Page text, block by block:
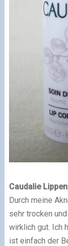
Caudalie
Durch meine
sehr trocken
wirklich gut. Ich
ist einfach der